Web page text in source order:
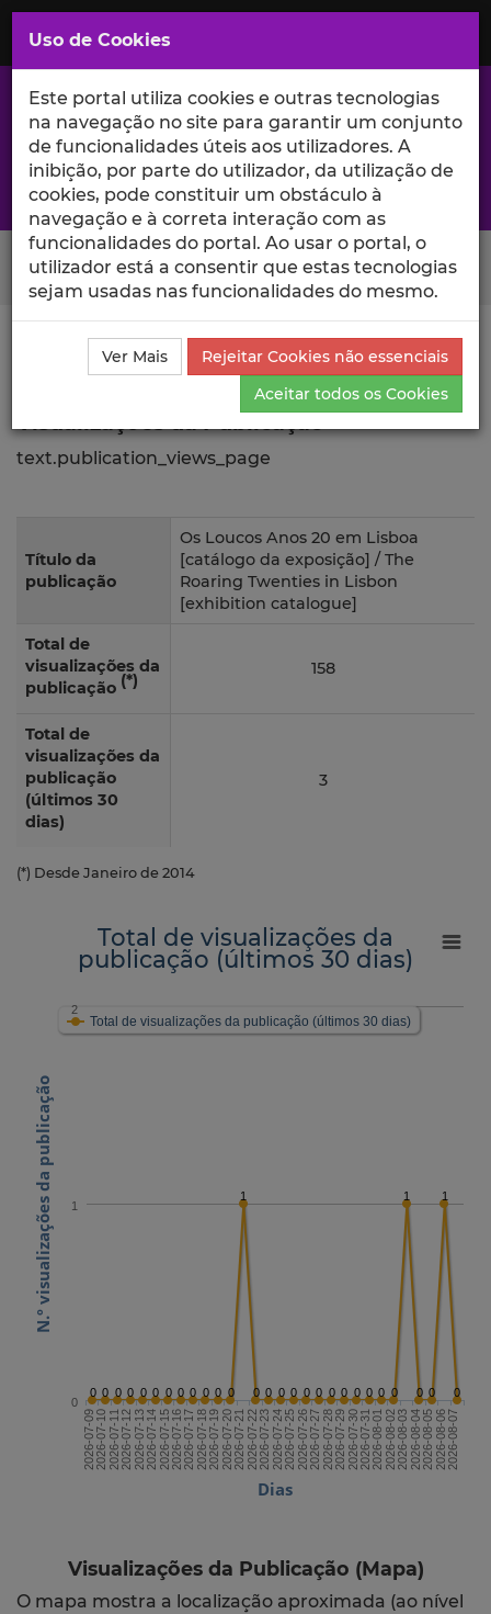
Saltar
para
Conteúdo
Principal
A excelência da investigação e ciência no Iscte
Search Button
Ciência_Iscte Publicações
Descrição Detalhada da
Publicação
Visualizações
text.publication_views_page
Título da
publicação
Os Loucos Anos 20 em Lisboa
[catálogo da exposição] / The
Roaring Twenties in Lisbon
[exhibition catalogue]
Total de
visualizações da
publicação (*)
158
Total de
visualizações da
publicação
(últimos 30
dias)
3
(*) Desde Janeiro de 2014
Dias
N.º visualizações da publicação
Total de visualizações da
publicação (últimos 30 dias)
0 0 0 0 0 0 0 0 0 0 0 0
1
0 0 0 0 0 0 0 0 0 0 0 0
1
0 0
1
0
Total de visualizações da publicação (últimos 30 dias)
2026-07-092026-07-102026-07-112026-07-122026-07-132026-07-142026-07-152026-07-162026-07-172026-07-182026-07-192026-07-202026-07-212026-07-222026-07-232026-07-242026-07-252026-07-262026-07-272026-07-282026-07-292026-07-302026-07-312026-08-012026-08-022026-08-032026-08-042026-08-052026-08-062026-08-07
0
1
2
Visualizações da Publicação (Mapa)
O mapa mostra a localização aproximada (ao nível
Uso de Cookies
Este portal utiliza cookies e outras tecnologias
na navegação no site para garantir um conjunto
de funcionalidades úteis aos utilizadores. A
inibição, por parte do utilizador, da utilização de
cookies, pode constituir um obstáculo à
navegação e à correta interação com as
funcionalidades do portal. Ao usar o portal, o
utilizador está a consentir que estas tecnologias
sejam usadas nas funcionalidades do mesmo.
Ver Mais
Rejeitar Cookies não essenciais
Aceitar todos os Cookies